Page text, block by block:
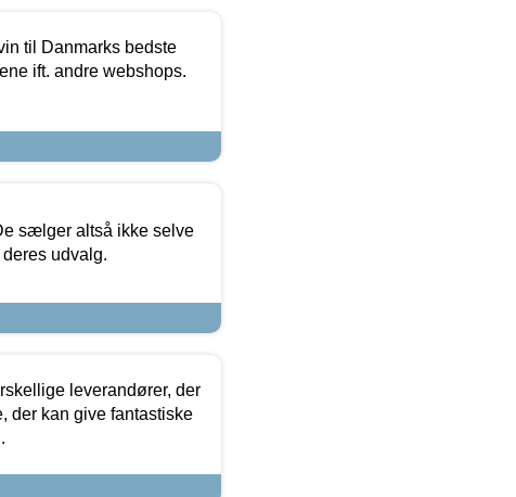
til Danmarks bedste
ift. andre webshops.
sælger altså ikke selve
udvalg.
leverandører, der
der kan give fantastiske